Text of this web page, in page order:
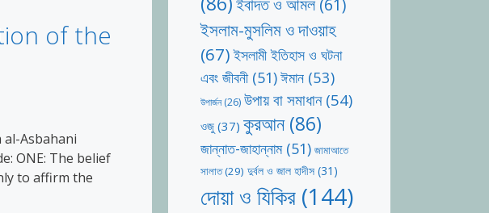
of the
Asbahani
ONE: The belief
to affirm the
ইসলাম-মুসলিম ও দাওয়াহ
(67) ইসলামী ইতিহাস ও ঘটনা
এবং জীবনী(51)ঈমান (53)
উপার্জন(26) উপায় বা সমাধান(54)
ওজু (37) কুরআন(86)
জান্নাত-জাহান্নাম(51) জামাআতে
সালাত(29) দুর্বল ও জাল হাদীস (31)
দোয়া ও যিকির (144)